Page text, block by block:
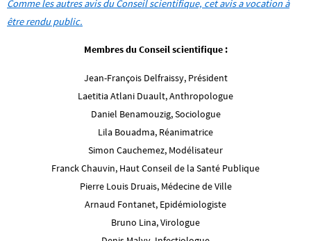
Comme les autres avis du Conseil scientifique, cet avis a vocation à
être rendu public.
Membres du Conseil scientifique :
Jean-François Delfraissy, Président
Laetitia Atlani Duault, Anthropologue
Daniel Benamouzig, Sociologue
Lila Bouadma, Réanimatrice
Simon Cauchemez, Modélisateur
Franck Chauvin, Haut Conseil de la Santé Publique
Pierre Louis Druais, Médecine de Ville
Arnaud Fontanet, Epidémiologiste
Bruno Lina, Virologue